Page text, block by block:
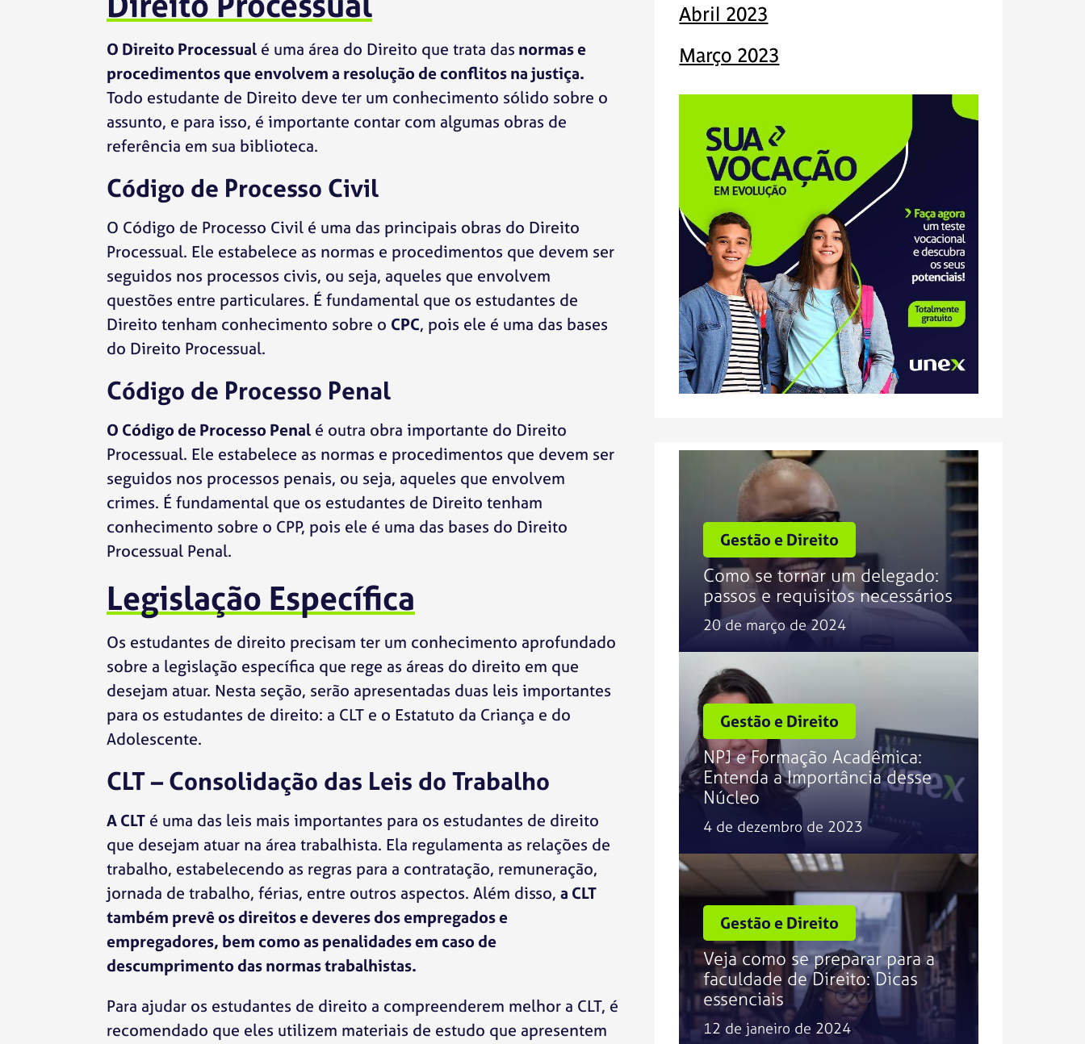
O Direito Processual é uma área do Direito que trata das normas e
procedimentos que envolvem a resolução de conflitos na justiça.
Todo estudante de Direito deve ter um conhecimento sólido sobre o
assunto, e para isso, é importante contar com algumas obras de
referência em sua biblioteca.
Código de Processo Civil
O Código de Processo Civil é uma das principais obras do Direito
Processual. Ele estabelece as normas e procedimentos que devem ser
seguidos nos processos civis, ou seja, aqueles que envolvem
questões entre particulares. É fundamental que os estudantes de
Direito tenham conhecimento sobre o CPC, pois ele é uma das bases
do Direito Processual.
Código de Processo Penal
O Código de Processo Penal é outra obra importante do Direito
Processual. Ele estabelece as normas e procedimentos que devem ser
seguidos nos processos penais, ou seja, aqueles que envolvem
crimes. É fundamental que os estudantes de Direito tenham
conhecimento sobre o CPP, pois ele é uma das bases do Direito
Processual Penal.
Legislação Específica
Os estudantes de direito precisam ter um conhecimento aprofundado
sobre a legislação específica que rege as áreas do direito em que
desejam atuar. Nesta seção, serão apresentadas duas leis importantes
para os estudantes de direito: a CLT e o Estatuto da Criança e do
Adolescente.
CLT – Consolidação das Leis do Trabalho
A CLT é uma das leis mais importantes para os estudantes de direito
que desejam atuar na área trabalhista. Ela regulamenta as relações de
trabalho, estabelecendo as regras para a contratação, remuneração,
jornada de trabalho, férias, entre outros aspectos. Além disso, a CLT
também prevê os direitos e deveres dos empregados e
empregadores, bem como as penalidades em caso de
descumprimento das normas trabalhistas.
Para ajudar os estudantes de direito a compreenderem melhor a CLT, é
recomendado que eles utilizem materiais de estudo que apresentem
Abril 2023
Março 2023
Gestão e Direito
Como se tornar um delegado:
passos e requisitos necessários
20 de março de 2024
Gestão e Direito
NPJ e Formação Acadêmica:
Entenda a Importância desse
Núcleo
4 de dezembro de 2023
Gestão e Direito
Veja como se preparar para a
faculdade de Direito: Dicas
essenciais
12 de janeiro de 2024